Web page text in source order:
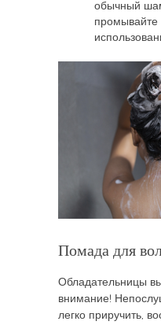
обычный
промывайте
Помада для
Обладательницы
внимание!
легко приручить,